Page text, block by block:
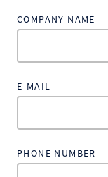
COMPANY NAME
E-MAIL
PHONE NUMBER